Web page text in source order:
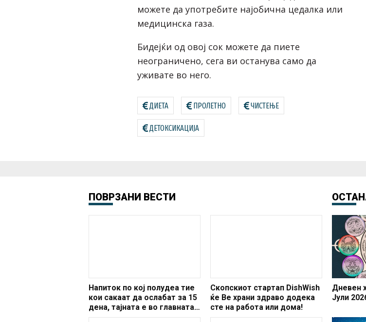
можете да употребите најобична цедалка или
медицинска газа.
Бидејќи од овој сок можете да пиете
неограничено, сега ви останува само да
уживате во него.
ДИЕТА ПРОЛЕТНО ЧИСТЕЊЕ
ДЕТОКСИКАЦИЈА
ПОВРЗАНИ ВЕСТИ
Напиток по кој полудеа тие
кои сакаат да ослабат за 15
дена, тајната е во главната
состојка
Скопскиот стартап DishWish
ќе Ве храни здраво додека
сте на работа или дома!
Дневен
Јули